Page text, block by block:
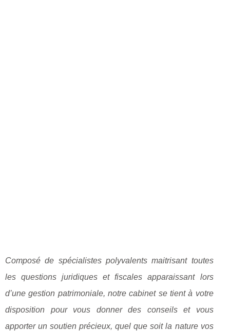
Composé de spécialistes polyvalents maitrisant toutes
les questions juridiques et fiscales apparaissant lors
d’une gestion patrimoniale, notre cabinet se tient à votre
disposition pour vous donner des conseils et vous
apporter un soutien précieux, quel que soit la nature vos